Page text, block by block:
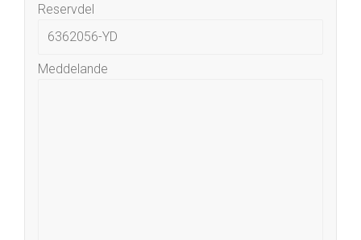
Reservdel
Meddelande